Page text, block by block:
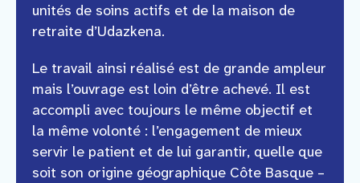
unités de soins actifs et de la maison de
retraite d’Udazkena.
Le travail ainsi réalisé est de grande ampleur
mais l’ouvrage est loin d’être achevé. Il est
accompli avec toujours le même objectif et
la même volonté : l’engagement de mieux
servir le patient et de lui garantir, quelle que
soit son origine géographique Côte Basque –